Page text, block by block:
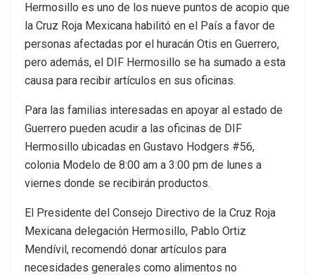
Hermosillo es uno de los nueve puntos de acopio que
la Cruz Roja Mexicana habilitó en el País a favor de
personas afectadas por el huracán Otis en Guerrero,
pero además, el DIF Hermosillo se ha sumado a esta
causa para recibir artículos en sus oficinas.
Para las familias interesadas en apoyar al estado de
Guerrero pueden acudir a las oficinas de DIF
Hermosillo ubicadas en Gustavo Hodgers #56,
colonia Modelo de 8:00 am a 3:00 pm de lunes a
viernes donde se recibirán productos.
El Presidente del Consejo Directivo de la Cruz Roja
Mexicana delegación Hermosillo, Pablo Ortiz
Mendívil, recomendó donar artículos para
necesidades generales como alimentos no